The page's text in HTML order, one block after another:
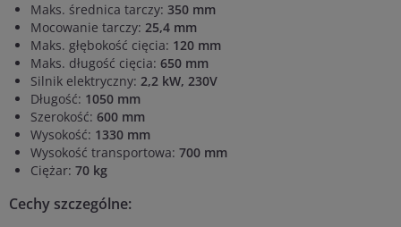
Maks. średnica tarczy: 350 mm
Mocowanie tarczy: 25,4 mm
Maks. głębokość cięcia: 120 mm
Maks. długość cięcia: 650 mm
Silnik elektryczny: 2,2 kW, 230V
Długość: 1050 mm
Szerokość: 600 mm
Wysokość: 1330 mm
Wysokość transportowa: 700 mm
Ciężar: 70 kg
Cechy szczególne: